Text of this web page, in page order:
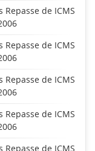
de ICMS
de ICMS
de ICMS
de ICMS
de ICMS